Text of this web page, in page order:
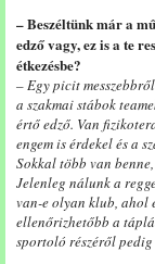
– Beszéltünk már a
edző vagy, ez is a te
étkezésbe?
– Egy picit
a szakmai stábok
értő edző. Van
engem is érdekel és a
Sokkal több van
Jelenleg nálunk a
van-e olyan klub, ahol
ellenőrizhetőbb a
sportoló részéről